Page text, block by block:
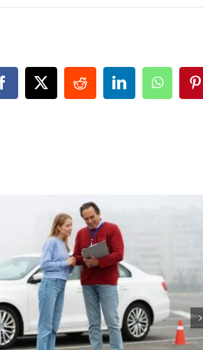
Facebook
X RedditLinkedIn